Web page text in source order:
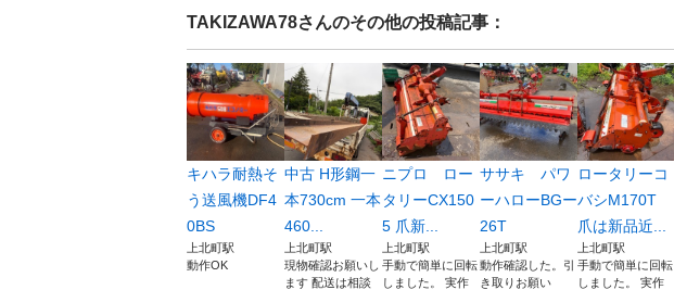
TAKIZAWA78さんのその他の投稿記事：
キハラ耐熱そ
う送風機DF4
0BS
上北町駅
動作OK
中古 H形鋼一
本730cm 一本
460...
上北町駅
現物確認お願いし
ます 配送は相談
ニプロ ロー
タリーCX150
5 爪新...
上北町駅
手動で簡単に回転
しました。 実作
ササキ パワ
ーハローBGー
26T
上北町駅
動作確認した。引
き取りお願い
ロータリーコ
バシM170T
爪は新品近...
上北町駅
手動で簡単に回転
しました。 実作